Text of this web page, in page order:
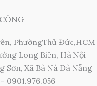
PhườngThủ Đức,HCM
Long Biên, Hà Nội
Sơn, Xã Bà Nà Đà Nẵng
0901.976.056